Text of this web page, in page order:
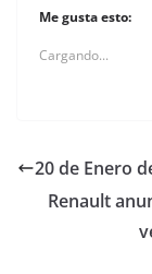
Me gusta esto:
Cargando...
20 de Enero
Renault